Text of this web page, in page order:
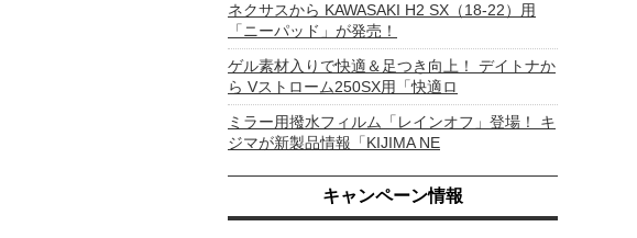
ネクサスから KAWASAKI H2 SX（18-22）用
「ニーパッド」が発売！
ゲル素材入りで快適＆足つき向上！ デイトナか
ら Vストローム250SX用「快適ロ
ミラー用撥水フィルム「レインオフ」登場！ キ
ジマが新製品情報「KIJIMA NE
キャンペーン情報